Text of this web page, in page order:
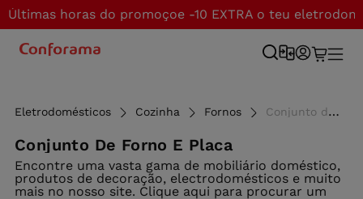
Últimas horas do promoçoe -10 EXTRA o teu
Eletrodomésticos Cozinha Fornos Conjunto de forno e placa - Conforama
Conjunto De Forno E Placa
Encontre uma vasta gama de mobiliário doméstico,
produtos de decoração, electrodomésticos e muito
mais no nosso site. Clique aqui para procurar um